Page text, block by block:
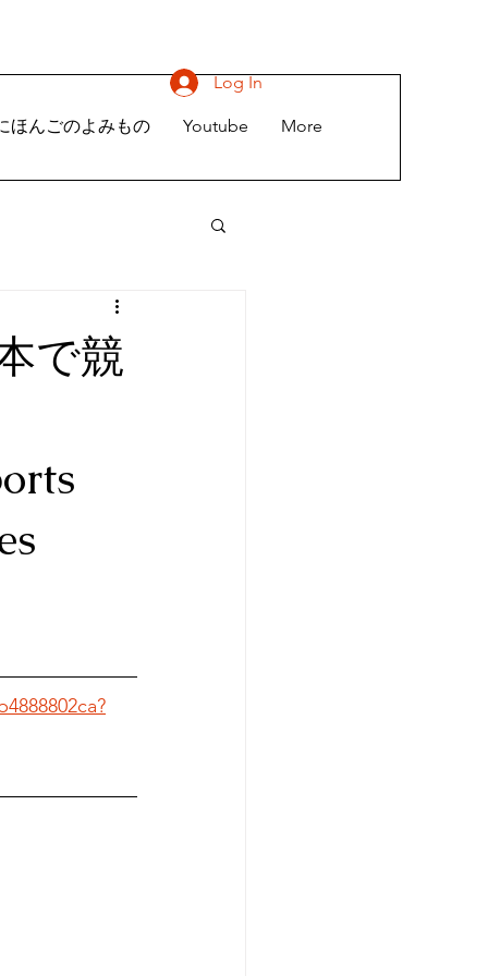
ほんごのよみもの Youtube More
Log In
で競